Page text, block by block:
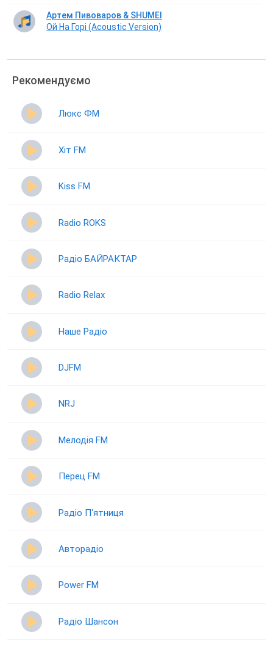
Артем Пивоваров & SHUMEI
Ой На Горі (Acoustic Version)
Рекомендуємо
Люкс ФМ
Хіт FM
Kiss FM
Radio ROKS
Радіо БАЙРАКТАР
Radio Relax
Наше Радіо
DJFM
NRJ
Мелодія FM
Перец FM
Радіо П‘ятниця
Авторадіо
Power FM
Радіо Шансон